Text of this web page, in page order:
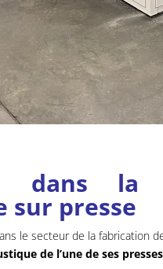
dans la
sur presse
le secteur de la fabrication
de l’une de ses presses